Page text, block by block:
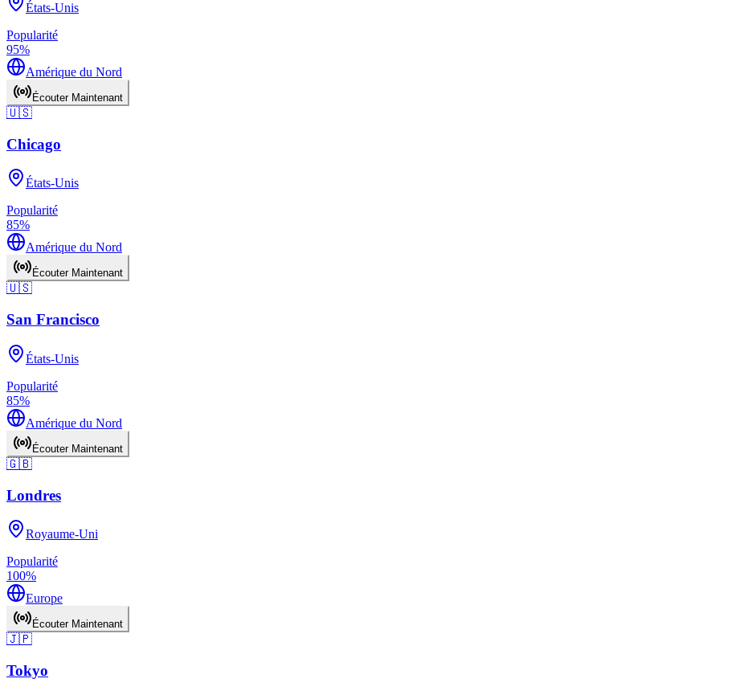
États-Unis
Popularité
95%
Amérique du Nord
Écouter Maintenant
🇺🇸
Chicago
États-Unis
Popularité
85%
Amérique du Nord
Écouter Maintenant
🇺🇸
San Francisco
États-Unis
Popularité
85%
Amérique du Nord
Écouter Maintenant
🇬🇧
Londres
Royaume-Uni
Popularité
100%
Europe
Écouter Maintenant
🇯🇵
Tokyo